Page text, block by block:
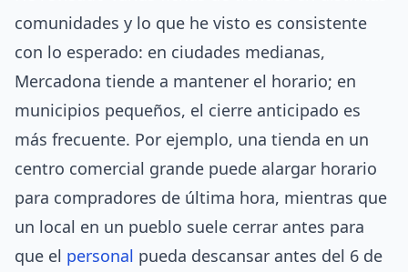
comunidades y lo que he visto es consistente
con lo esperado: en ciudades medianas,
Mercadona tiende a mantener el horario; en
municipios pequeños, el cierre anticipado es
más frecuente. Por ejemplo, una tienda en un
centro comercial grande puede alargar horario
para compradores de última hora, mientras que
un local en un pueblo suele cerrar antes para
que el personal pueda descansar antes del 6 de